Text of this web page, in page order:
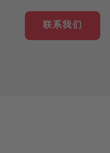
联系我们